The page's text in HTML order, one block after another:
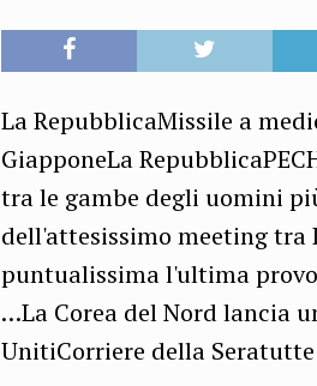
La RepubblicaMissile a
GiapponeLa
tra le gambe degli uomini
dell'attesissimo meeting tra
puntualissima l'ultima
…La Corea del Nord lancia
UnitiCorriere della